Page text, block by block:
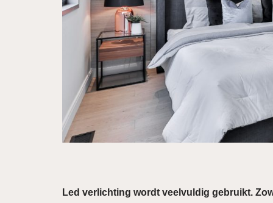
Led verlichting wordt veelvuldig gebruikt.